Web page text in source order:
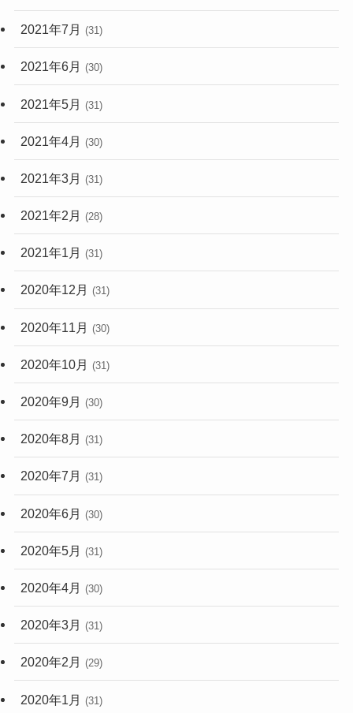
2021年7月 (31)
2021年6月 (30)
2021年5月 (31)
2021年4月 (30)
2021年3月 (31)
2021年2月 (28)
2021年1月 (31)
2020年12月 (31)
2020年11月 (30)
2020年10月 (31)
2020年9月 (30)
2020年8月 (31)
2020年7月 (31)
2020年6月 (30)
2020年5月 (31)
2020年4月 (30)
2020年3月 (31)
2020年2月 (29)
2020年1月 (31)